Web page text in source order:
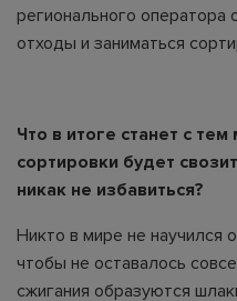
регионального оператора
отходы и заниматься
Что в итоге станет с
сортировки будет
никак не избавиться?
Никто в мире не научился
чтобы не оставалось
сжигания образуются